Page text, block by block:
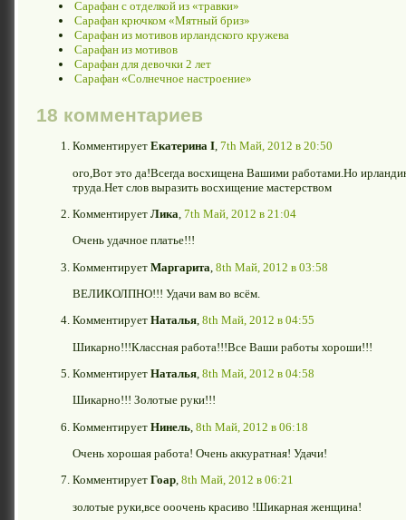
Сарафан с отделкой из «травки»
Сарафан крючком «Мятный бриз»
Сарафан из мотивов ирландского кружева
Сарафан из мотивов
Сарафан для девочки 2 лет
Сарафан «Солнечное настроение»
18 комментариев
Комментирует Екатерина I, 7th Май, 2012 в 20:50
ого,Вот это да!Всегда восхищена Вашими работами.Но
труда.Нет слов выразить восхищение мастерством
Комментирует Лика 7th Май, 2012 в 21:04
Очень удачное платье!!!
Комментирует Маргарита 8th Май, 2012 в 03:58
ВЕЛИКОЛПНО!!! Удачи вам во всём.
Комментирует Наталья, 8th Май, 2012 в 04:55
Шикарно!!!Классная работа!!!Все Ваши работы хороши!!!
Комментирует Наталья 8th Май, 2012 в 04:58
Шикарно!!! Золотые руки!!!
Комментирует Нинель 8th Май, 2012 в 06:18
Очень хорошая работа! Очень аккуратная! Удачи!
Комментирует Гоар, 8th Май, 2012 в 06:21
золотые руки,все ооочень красиво !Шикарная женщина!